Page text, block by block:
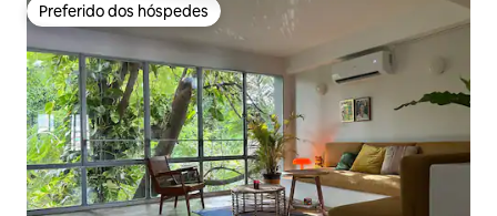
Preferido dos hóspedes
Preferido dos hóspedes